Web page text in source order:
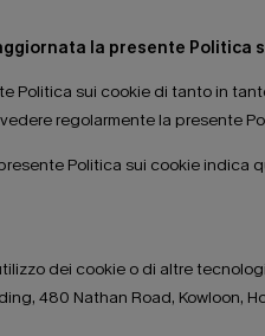
la presente Politica
Politica sui cookie di tanto in
regolarmente la presente
Politica sui cookie indica
dei cookie o di altre
480 Nathan Road, Kowloon,